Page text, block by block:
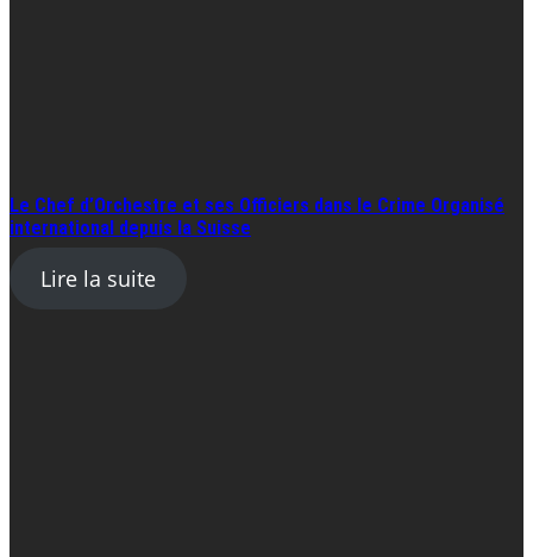
Le Chef d’Orchestre et ses Officiers dans le Crime Organisé
international depuis la Suisse
Lire la suite